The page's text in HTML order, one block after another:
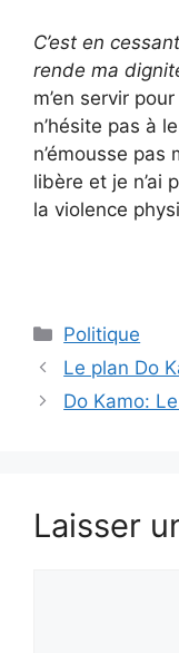
C’est en
rende ma
m’en servir
n’hésite pas à
n’émousse pas
libère et je n’ai
la violence
Catégories
Politique
Le plan Do
Do Kamo:
Laisser